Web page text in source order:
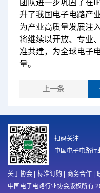
团队进一步巩固了在
升了我国电子电路产
为产业高质量发展注
将继续以开放、专业
准共建，为全球电子
量。
上一条
关于协会 标准订购 商务合作
中国电子电路行业协会版权所有
扫码关注
中国电子电路行